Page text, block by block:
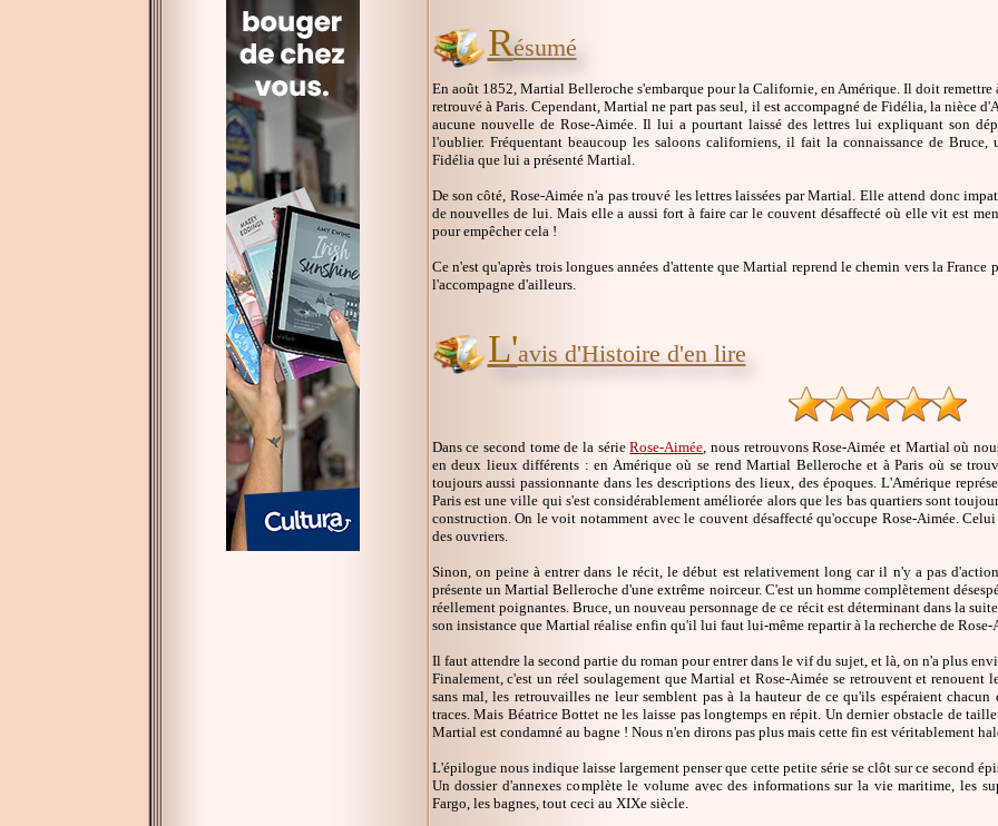
Résumé
En août 1852, Martial Belleroche s'embarque pour la Californie, en Amérique. Il doit
retrouvé à Paris. Cependant, Martial ne part pas seul, il est accompagné de Fidélia, la nièce
aucune nouvelle de Rose-Aimée. Il lui a pourtant laissé des lettres lui expliquant son
l'oublier. Fréquentant beaucoup les saloons californiens, il fait la connaissance de
Fidélia que lui a présenté Martial.
De son côté, Rose-Aimée n'a pas trouvé les lettres laissées par Martial. Elle attend donc
de nouvelles de lui. Mais elle a aussi fort à faire car le couvent désaffecté où elle vit est
pour empêcher cela !
Ce n'est qu'après trois longues années d'attente que Martial reprend le chemin vers la
l'accompagne d'ailleurs.
L'avis d'Histoire d'en lire
Dans ce second tome de la sérieRose-Aimée , nous retrouvons Rose-Aimée et Martial où
en deux lieux différents : en Amérique où se rend Martial Belleroche et à Paris où se
toujours aussi passionnante dans les descriptions des lieux, des époques. L'Amérique
Paris est une ville qui s'est considérablement améliorée alors que les bas quartiers sont
construction. On le voit notamment avec le couvent désaffecté qu'occupe Rose-Aimée.
des ouvriers.
Sinon, on peine à entrer dans le récit, le début est relativement long car il n'y a pas
présente un Martial Belleroche d'une extrême noirceur. C'est un homme complètement
réellement poignantes. Bruce, un nouveau personnage de ce récit est déterminant dans la
son insistance que Martial réalise enfin qu'il lui faut lui-même repartir à la recherche de Rose-
Il faut attendre la second partie du roman pour entrer dans le vif du sujet, et là, on n'a plus
Finalement, c'est un réel soulagement que Martial et Rose-Aimée se retrouvent et renouent
sans mal, les retrouvailles ne leur semblent pas à la hauteur de ce qu'ils espéraient
traces. Mais Béatrice Bottet ne les laisse pas longtemps en répit. Un dernier obstacle de
Martial est condamné au bagne ! Nous n'en dirons pas plus mais cette fin est véritablement
L'épilogue nous indique laisse largement penser que cette petite série se clôt sur ce second
Un dossier d'annexes complète le volume avec des informations sur la vie maritime, les
Fargo, les bagnes, tout ceci au XIXe siècle.